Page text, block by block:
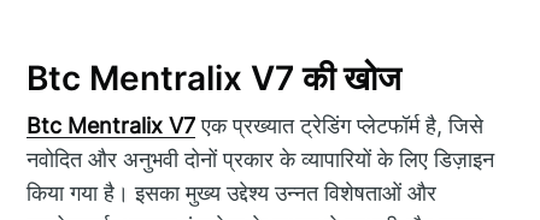
Btc Mentralix V7 की खोज
Btc Mentralix V7एक प्रख्यात ट्रेडिंग प्लेटफॉर्म है, जिसे
नवोदित और अनुभवी दोनों प्रकार के व्यापारियों के लिए डिज़ाइन
किया गया है। इसका मुख्य उद्देश्य उन्नत विशेषताओं और